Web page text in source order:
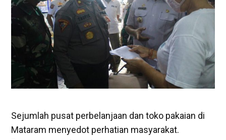
Sejumlah pusat perbelanjaan dan toko pakaian di
Mataram menyedot perhatian masyarakat.